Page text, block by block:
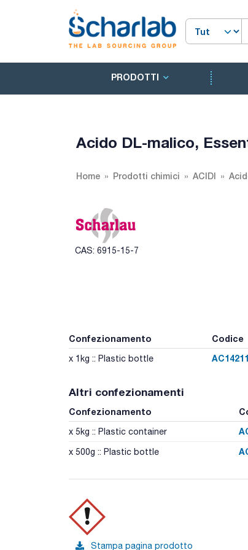
PRODOTTI
Acido DL-malico,
Home Prodotti chimici ACIDI
CAS: 6915-15-7
Confezionamento Codice
x 1kg :: Plastic bottle
Altri confezionamenti
Confezionamento
x 5kg :: Plastic container
x 500g :: Plastic bottle
Stampa pagina prodotto